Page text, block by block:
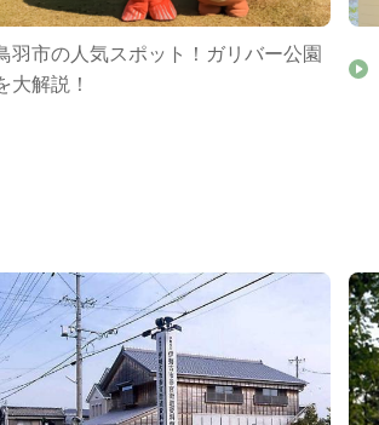
羽市の人気スポット！ガリバー公園
大解説！